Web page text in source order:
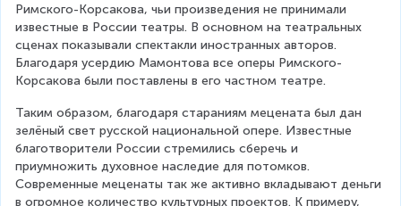
Римского-Корсакова, чьи произведения не принимали
известные в России театры. В основном на театральных
сценах показывали спектакли иностранных авторов.
Благодаря усердию Мамонтова все оперы Римского-
Корсакова были поставлены в его частном театре.
Таким образом, благодаря стараниям мецената был дан
зелёный свет русской национальной опере. Известные
благотворители России стремились сберечь и
приумножить духовное наследие для потомков.
Современные меценаты так же активно вкладывают деньги
в огромное количество культурных проектов. К примеру,